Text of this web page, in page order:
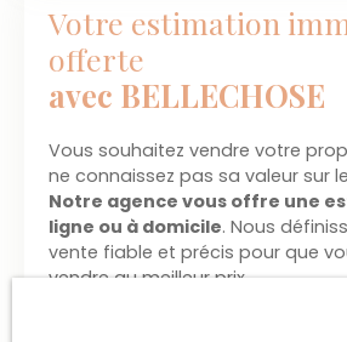
Votre estimation
offerte
avec BELLECHOSE
Vous souhaitez vendre votre
ne connaissez pas sa valeur sur
Notre agence vous offre une
ligne ou à domicile. Nous
vente fiable et précis pour que
vendre au meilleur prix.